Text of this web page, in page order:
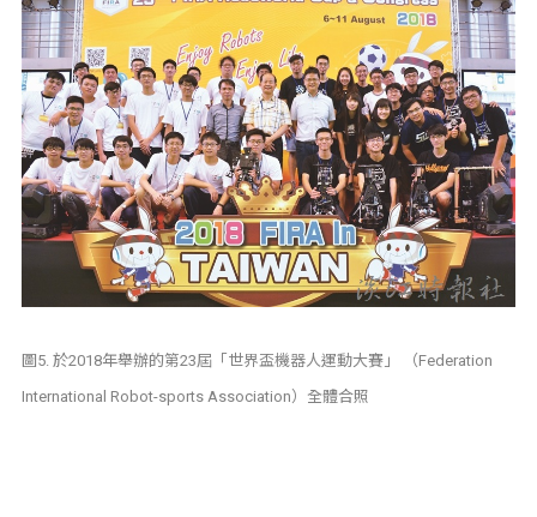
圖5. 於2018年舉辦的第23屆「世界盃機器人運動大賽」 （Federation
International Robot-sports Association）全體合照